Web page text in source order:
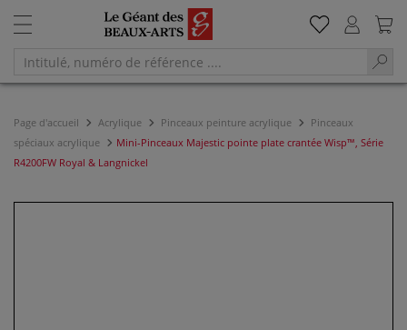
Page d'accueil Acrylique Pinceaux peinture acrylique
Pinceaux
spéciaux acrylique
Mini-Pinceaux Majestic pointe plate crantée Wisp™, Série
R4200FW Royal & Langnickel